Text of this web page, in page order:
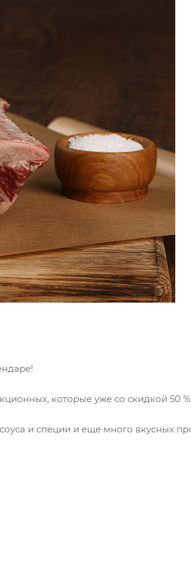
которые уже со скидкой 50
и специи и еще много вкусных